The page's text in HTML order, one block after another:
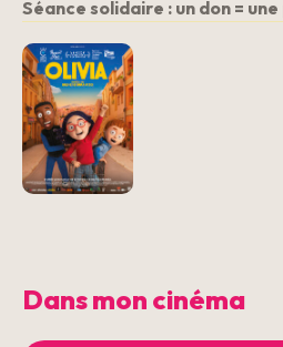
Séance solidaire : un don =
Dans mon cinéma